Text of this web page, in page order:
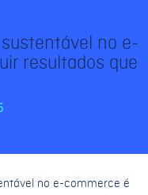
no e-
resultados que
no e-commerce é